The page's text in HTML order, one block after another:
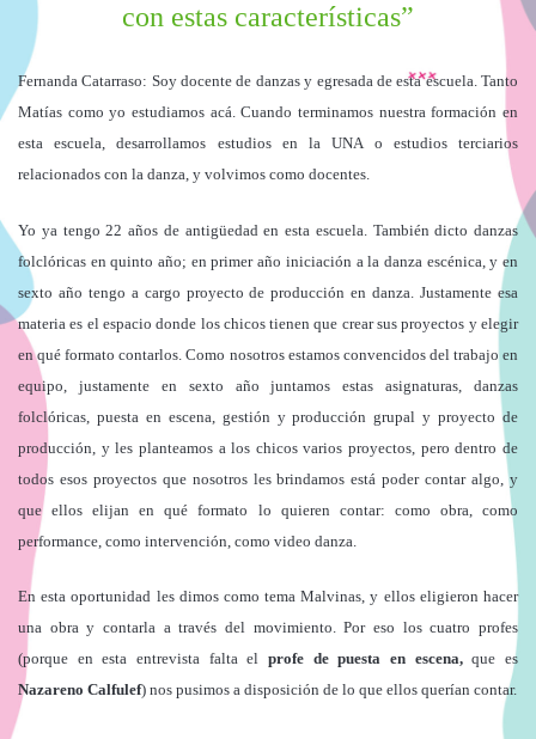
con estas características”
Fernanda Catarraso: Soy docente de danzas y egresada de esta escuela. Tanto
Matías como yo estudiamos acá. Cuando terminamos nuestra formación en
esta escuela, desarrollamos estudios en la UNA o estudios terciarios
relacionados con la danza, y volvimos como docentes.
Yo ya tengo 22 años de antigüedad en esta escuela. También dicto danzas
folclóricas en quinto año; en primer año iniciación a la danza escénica, y en
sexto año tengo a cargo proyecto de producción en danza. Justamente esa
materia es el espacio donde los chicos tienen que crear sus proyectos y elegir
en qué formato contarlos. Como nosotros estamos convencidos del trabajo en
equipo, justamente en sexto año juntamos estas asignaturas, danzas
folclóricas, puesta en escena, gestión y producción grupal y proyecto de
producción, y les planteamos a los chicos varios proyectos, pero dentro de
todos esos proyectos que nosotros les brindamos está poder contar algo, y
que ellos elijan en qué formato lo quieren contar: como obra, como
performance, como intervención, como video danza.
En esta oportunidad les dimos como tema Malvinas, y ellos eligieron hacer
una obra y contarla a través del movimiento. Por eso los cuatro profes
(porque en esta entrevista falta el profe de puesta en escena,que es
Nazareno Calfulef) nos pusimos a disposición de lo que ellos querían contar.